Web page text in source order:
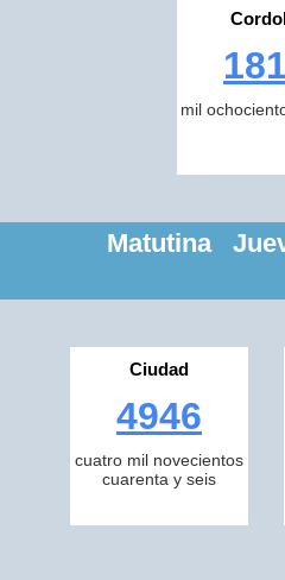
mil
Matutina
Ciudad
4946
cuatro mil novecientos
cuarenta y seis